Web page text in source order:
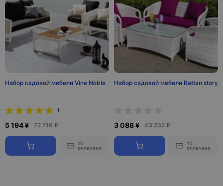
Набор садовой мебели Vine Noble
1
5 194 ¥ 72 716 ₽
10
оплачено
Набор садовой мебели Rattan story
3 088 ¥ 43 232 ₽
10
оплачено